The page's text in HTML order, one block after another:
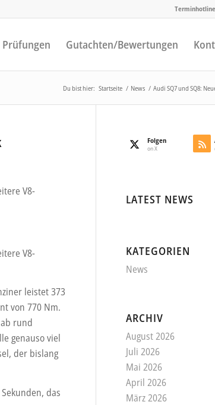
Prüfungen Gutachten/Bewertungen
Du bist hier: Startseite / News / Audi SQ7 und SQ8:
V8-
V8-
leistet 373
von 770 Nm.
ab rund
genauso viel
der bislang
das
Folgen
on X
LATEST NEWS
KATEGORIEN
News
ARCHIV
August 2026
Juli 2026
Mai 2026
April 2026
März 2026